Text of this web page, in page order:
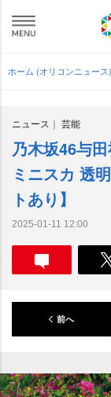
ホーム (オリコンニュース)
ニュース 芸能
乃木坂46与
ミニスカ 透
トあり】
2025-01-11 12:00
前へ